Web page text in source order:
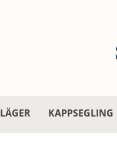
LÄGER KAPPSEGLING